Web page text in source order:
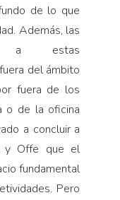
de lo que
Además, las
a estas
del ámbito
fuera de los
o de la oficina
a concluir a
y Offe que el
fundamental
Pero